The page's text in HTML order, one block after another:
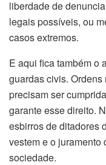
liberdade de
legais possíveis, ou
casos extremos.
E aqui fica também o
guardas civis.
precisam ser
garante esse direito.
esbirros de ditadores
vestem e o juramento
sociedade.